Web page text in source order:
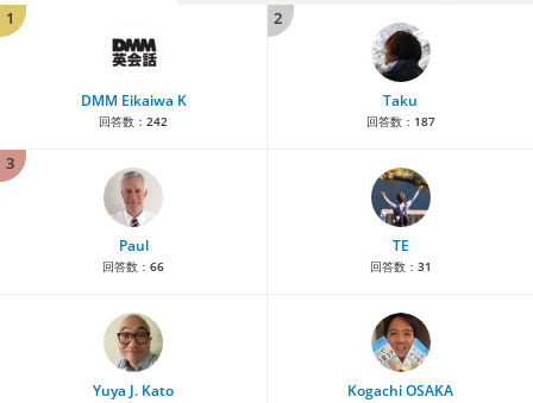
1
DMM Eikaiwa K
回答数： 242
2
Taku
回答数： 187
3
Paul
回答数： 66
TE
回答数： 31
Yuya J. Kato Kogachi OSAKA